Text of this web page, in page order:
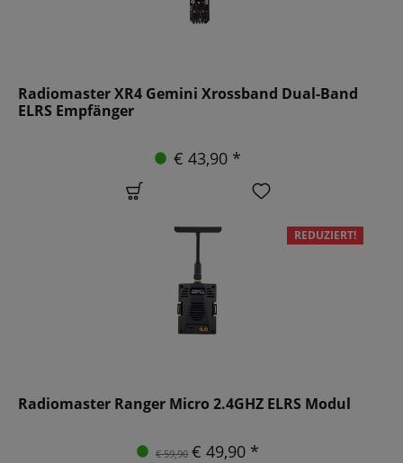
Radiomaster XR4 Gemini Xrossband Dual-Band
ELRS Empfänger
€ 43,90 *
REDUZIERT!
Radiomaster Ranger Micro 2.4GHZ ELRS Modul
€ 59,90 € 49,90 *